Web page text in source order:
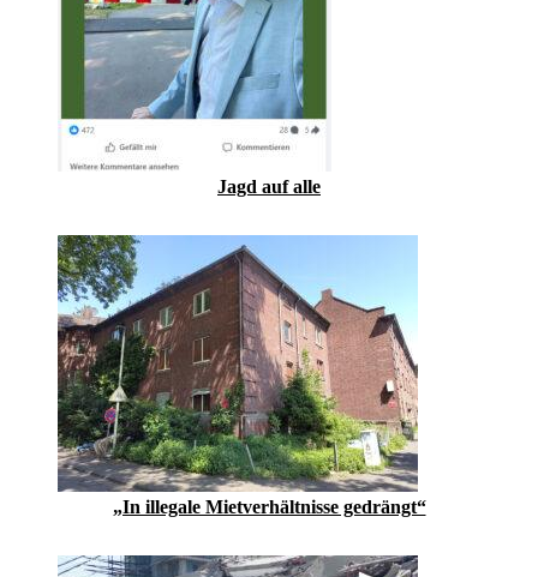
Jagd auf alle
„In illegale Mietverhältnisse gedrängt“